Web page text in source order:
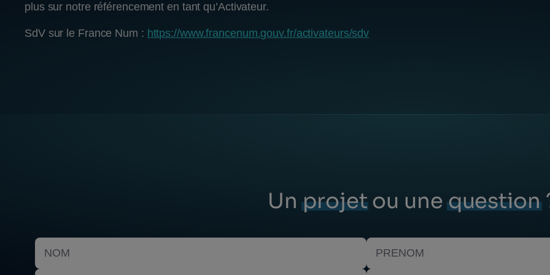
plus sur notre référencement en tant qu’Activateur.
SdV sur le France Num : https://www.francenum.gouv.fr/activateurs/sdv
Unprojetou unequestion